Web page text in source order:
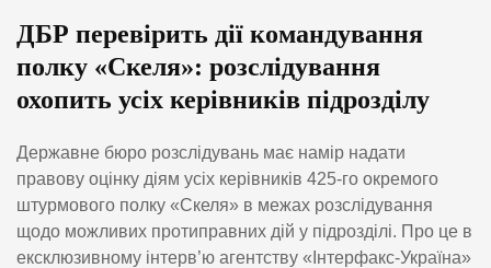
ДБР перевірить дії командування
полку «Скеля»: розслідування
охопить усіх керівників підрозділу
Державне бюро розслідувань має намір надати
правову оцінку діям усіх керівників 425-го окремого
штурмового полку «Скеля» в межах розслідування
щодо можливих протиправних дій у підрозділі. Про це в
ексклюзивному інтерв’ю агентству «Інтерфакс-Україна»